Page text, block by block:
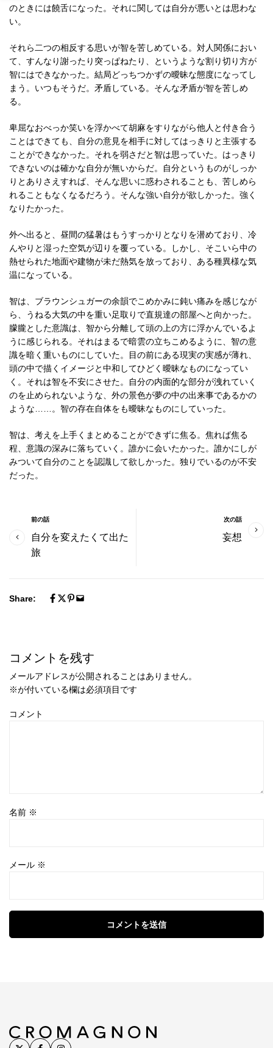
のときには饒舌になった。それに関しては自分が悪いとは思わな
い。
それら二つの相反する思いが智を苦しめている。対人関係におい
て、すんなり謝ったり突っぱねたり、というような割り切り方が
智にはできなかった。結局どっちつかずの曖昧な態度になってし
まう。いつもそうだ。矛盾している。そんな矛盾が智を苦しめ
る。
卑屈なおべっか笑いを浮かべて胡麻をすりながら他人と付き合う
ことはできても、自分の意見を相手に対してはっきりと主張する
ことができなかった。それを弱さだと智は思っていた。はっきり
できないのは確かな自分が無いからだ。自分というものがしっか
りとありさえすれば、そんな思いに惑わされることも、苦しめら
れることもなくなるだろう。そんな強い自分が欲しかった。強く
なりたかった。
外へ出ると、昼間の猛暑はもうすっかりとなりを潜めており、冷
んやりと湿った空気が辺りを覆っている。しかし、そこいら中の
熱せられた地面や建物が未だ熱気を放っており、ある種異様な気
温になっている。
智は、ブラウンシュガーの余韻でこめかみに鈍い痛みを感じなが
ら、うねる大気の中を重い足取りで直規達の部屋へと向かった。
朦朧とした意識は、智から分離して頭の上の方に浮かんでいるよ
うに感じられる。それはまるで暗雲の立ちこめるように、智の意
識を暗く重いものにしていた。目の前にある現実の実感が薄れ、
頭の中で描くイメージと中和してひどく曖昧なものになってい
く。それは智を不安にさせた。自分の内面的な部分が洩れていく
のを止められないような、外の景色が夢の中の出来事であるかの
ような……。智の存在自体をも曖昧なものにしていった。
智は、考えを上手くまとめることができずに焦る。焦れば焦る
程、意識の深みに落ちていく。誰かに会いたかった。誰かにしが
みついて自分のことを認識して欲しかった。独りでいるのが不安
だった。
前の話
自分を変えたくて出た
旅
次の話
妄想
Share:
コメントを残す
メールアドレスが公開されることはありません。
※が付いている欄は必須項目です
コメント
名前 ※
メール ※
コメントを送信